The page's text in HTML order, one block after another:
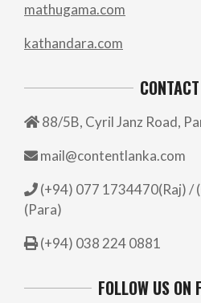
mathugama.com
kathandara.com
88/5B, Cyril Janz Road,
mail@contentlanka.com
(+94) 077 1734470(Raj) /
(Para)
(+94) 038 224 0881
FOLLOW US ON